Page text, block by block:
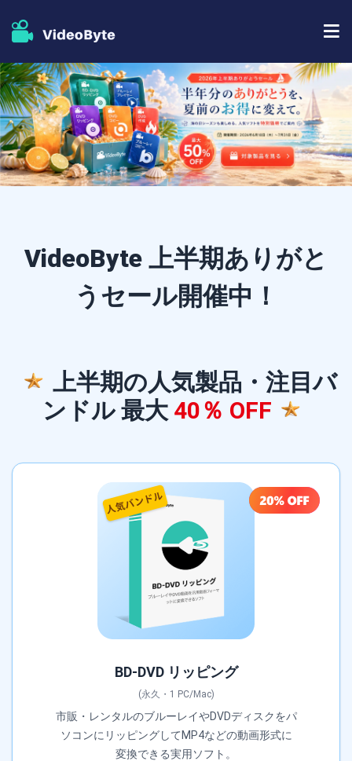
BD/DVDソフト
BD-DVD リッピング
DVD コピー
ブルーレイプレイヤー
ブルーレイコピー
ストア
人気記事
サポート
VideoByte 上半期ありがと
うセール開催中！
上半期の人気製品・注目バ
ンドル 最大 40％ OFF
BD-DVD リッピング
(永久・1 PC/Mac)
市販・レンタルのブルーレイやDVDディスクをパ
ソコンにリッピングしてMP4などの動画形式に
変換できる実用ソフト。